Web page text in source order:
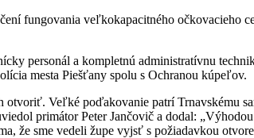
fungovania veľkokapacitného očkovacieho
personál a kompletnú administratívnu
mesta Piešťany spolu s Ochranou kúpeľov.
Veľké poďakovanie patrí Trnavskému
primátor Peter Jančovič a dodal:
že sme vedeli župe vyjsť s požiadavkou